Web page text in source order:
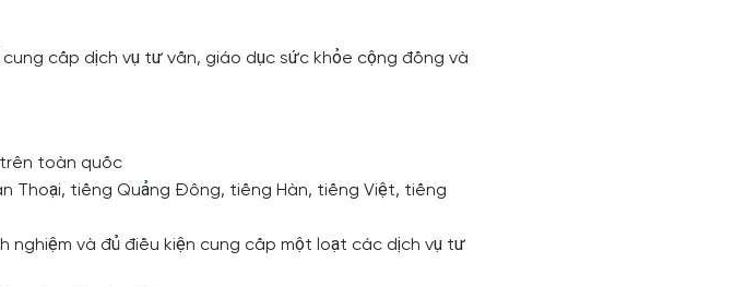
cấp dịch vụ tư vấn, giáo dục sức khỏe cộng đồng và
toàn quốc
Thoại, tiếng Quảng Đông, tiếng Hàn, tiếng Việt, tiếng
nghiệm và đủ điều kiện cung cấp một loạt các dịch vụ tư